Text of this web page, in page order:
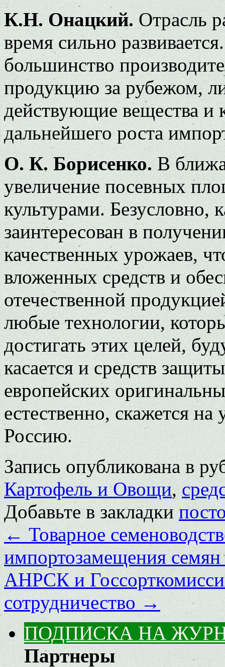
К.Н. Онацкий.Отрасль
время сильно
большинство
продукцию за рубежом,
действующие вещества
дальнейшего роста
О. К. Борисенко.В
увеличение посевных
культурами. Безусловно,
заинтересован в
качественных урожаев,
вложенных средств и
отечественной
любые технологии,
достигать этих целей,
касается и средств
европейских
естественно, скажется
Россию.
Запись опубликована в
Картофель и Овощи,
Добавьте в закладки
←Товарное
импортозамещения
АНРСК и
сотрудничество→
ПОДПИСКА НА
Партнеры